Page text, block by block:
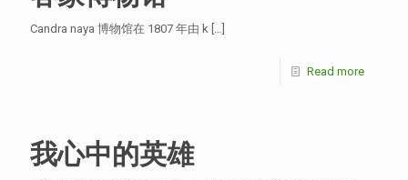
Candra naya 博物馆在 1807 年由 k […]
Read more
我心中的英雄